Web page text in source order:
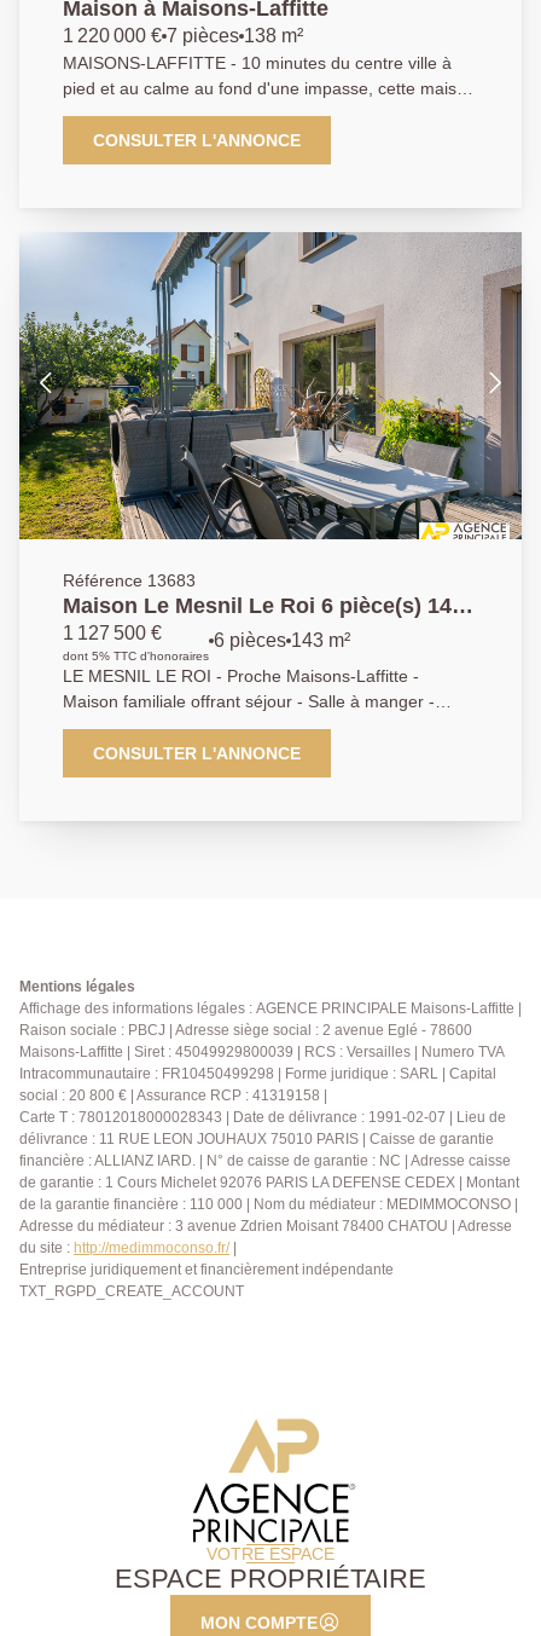
Maison à Maisons-Laffitte
1 220 000 € 7 pièces 138 m²
MAISONS-LAFFITTE - 10 minutes du centre ville à
pied et au calme au fond d'une impasse, cette maison
révovée en 2022 offre un plan fonctionnel pour une
famille - Triple réception ouvrant sur le jardin - Cuisine
familiale - 4 chambres dont une suite parentale avec
CONSULTER L'ANNONCE
Référence 13683
Maison Le Mesnil Le Roi 6 pièce(s) 143
m2 - 4 chambres
1 127 500 €
dont 5% TTC d'honoraires
6 pièces 143 m²
LE MESNIL LE ROI - Proche Maisons-Laffitte -
Maison familiale offrant séjour - Salle à manger -
Cuisine dinatoire - 4 chambres - bureau - Salle de
bains - 2 salles d'eau - Sous sol total et dependance-
Terrain de 500 m² - AP 01.39.62.04.04
CONSULTER L'ANNONCE
Mentions légales
Affichage des informations légales : AGENCE PRINCIPALE Maisons-Laffitte |
Raison sociale : PBCJ | Adresse siège social : 2 avenue Eglé - 78600
Maisons-Laffitte | Siret : 45049929800039 | RCS : Versailles | Numero TVA
Intracommunautaire : FR10450499298 | Forme juridique : SARL | Capital
social : 20 800 € | Assurance RCP : 41319158 |
Carte T : 78012018000028343 | Date de délivrance : 1991-02-07 | Lieu de
délivrance : 11 RUE LEON JOUHAUX 75010 PARIS | Caisse de garantie
financière : ALLIANZ IARD. | N° de caisse de garantie : NC | Adresse caisse
de garantie : 1 Cours Michelet 92076 PARIS LA DEFENSE CEDEX | Montant
de la garantie financière : 110 000 | Nom du médiateur : MEDIMMOCONSO |
Adresse du médiateur : 3 avenue Zdrien Moisant 78400 CHATOU | Adresse
du site : http://medimmoconso.fr/|
Entreprise juridiquement et financièrement indépendante
TXT_RGPD_CREATE_ACCOUNT
VOTRE ESPACE
ESPACE PROPRIÉTAIRE
MON COMPTE